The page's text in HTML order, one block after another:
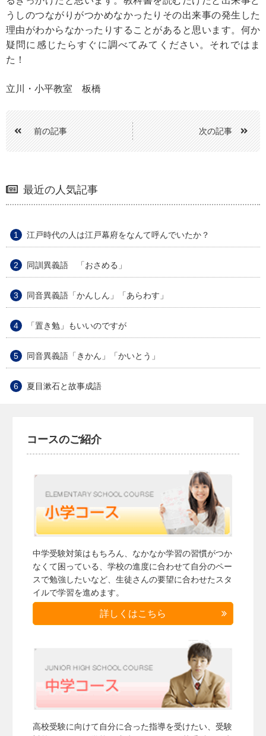
うしのつながりがつかめなかったりその出来事の発生した
理由がわからなかったりすることがあると思います。何か
疑問に感じたらすぐに調べてみてください。それではま
た！
立川・小平教室 板橋
前の記事 次の記事
最近の人気記事
江戸時代の人は江戸幕府をなんて呼んでいたか？
同訓異義語 「おさめる」
同音異義語「かんしん」「あらわす」
「置き勉」もいいのですが
同音異義語「きかん」「かいとう」
夏目漱石と故事成語
コースのご紹介
中学受験対策はもちろん、なかなか学習の習慣がつか
なくて困っている、学校の進度に合わせて自分のペー
スで勉強したいなど、生徒さんの要望に合わせたスタ
イルで学習を進めます。
詳しくはこちら
高校受験に向けて自分に合った指導を受けたい、受験